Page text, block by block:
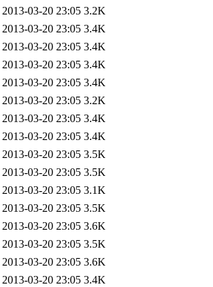
2013-03-20 23:05 3.2K
2013-03-20 23:05 3.4K
2013-03-20 23:05 3.4K
2013-03-20 23:05 3.4K
2013-03-20 23:05 3.4K
2013-03-20 23:05 3.2K
2013-03-20 23:05 3.4K
2013-03-20 23:05 3.4K
2013-03-20 23:05 3.5K
2013-03-20 23:05 3.5K
2013-03-20 23:05 3.1K
2013-03-20 23:05 3.5K
2013-03-20 23:05 3.6K
2013-03-20 23:05 3.5K
2013-03-20 23:05 3.6K
2013-03-20 23:05 3.4K